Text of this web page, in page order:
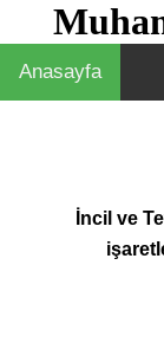
Anasayfa
İncil ve